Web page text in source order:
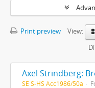
Print preview
View:
Axel Strindberg:
SE S-HS Acc1986/50a